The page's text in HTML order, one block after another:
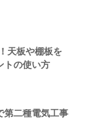
天板や棚板を
トの使い方
第二種電気工事